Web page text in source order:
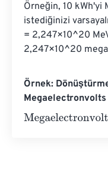
Örneğin, 10 kWh'yi
istediğinizi
= 2,247×10^20
2,247×10^20
Örnek:
Megaelectronvolts
Megaelectronvolts=